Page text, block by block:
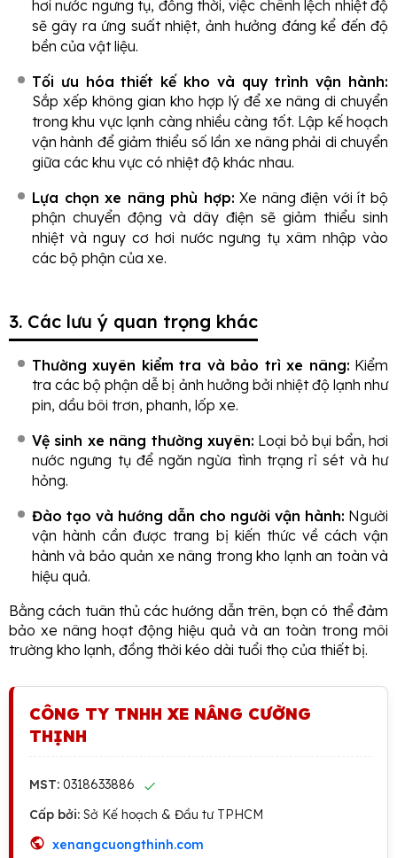
hơi nước ngưng tụ, đồng thời, việc chênh lệch nhiệt độ
sẽ gây ra ứng suất nhiệt, ảnh hưởng đáng kể đến độ
bền của vật liệu.
Tối ưu hóa thiết kế kho và quy trình vận hành:
Sắp xếp không gian kho hợp lý để xe nâng di chuyển
trong khu vực lạnh càng nhiều càng tốt. Lập kế hoạch
vận hành để giảm thiểu số lần xe nâng phải di chuyển
giữa các khu vực có nhiệt độ khác nhau.
Lựa chọn xe nâng phù hợp: Xe nâng điện với ít bộ
phận chuyển động và dây điện sẽ giảm thiểu sinh
nhiệt và nguy cơ hơi nước ngưng tụ xâm nhập vào
các bộ phận của xe.
3. Các lưu ý quan trọng khác
Thường xuyên kiểm tra và bảo trì xe nâng: Kiểm
tra các bộ phận dễ bị ảnh hưởng bởi nhiệt độ lạnh như
pin, dầu bôi trơn, phanh, lốp xe.
Vệ sinh xe nâng thường xuyên: Loại bỏ bụi bẩn, hơi
nước ngưng tụ để ngăn ngừa tình trạng rỉ sét và hư
hỏng.
Đào tạo và hướng dẫn cho người vận hành: Người
vận hành cần được trang bị kiến thức về cách vận
hành và bảo quản xe nâng trong kho lạnh an toàn và
hiệu quả.
Bằng cách tuân thủ các hướng dẫn trên, bạn có thể đảm
bảo xe nâng hoạt động hiệu quả và an toàn trong môi
trường kho lạnh, đồng thời kéo dài tuổi thọ của thiết bị.
CÔNG TY TNHH XE NÂNG CƯỜNG
THỊNH
MST: 0318633886
Cấp bởi: Sở Kế hoạch & Đầu tư TPHCM
xenangcuongthinh.com